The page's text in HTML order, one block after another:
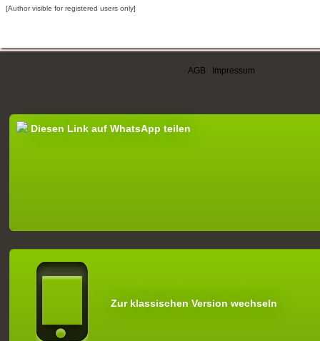
[Author visible for registered users only]
AGB Impressum
Diesen Link auf WhatsApp teilen
Zur klassischen Version wechseln